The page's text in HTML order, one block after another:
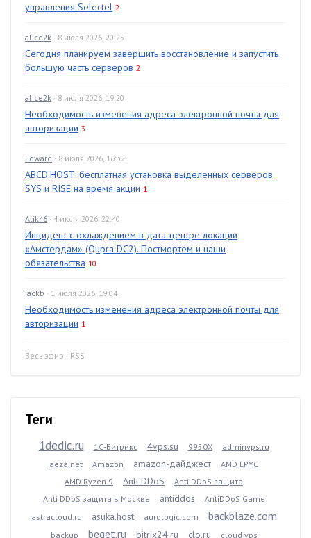
управления Selectel 2
alice2k · 8 июля 2026, 20:25
Сегодня планируем завершить восстановление и запустить
большую часть серверов 2
alice2k · 8 июля 2026, 19:20
Необходимость изменения адреса электронной почты для
авторизации 3
Edward · 8 июля 2026, 16:32
ABCD.HOST: бесплатная установка выделенных серверов
SYS и RISE на время акции 1
Alik46 · 4 июля 2026, 22:40
Инцидент с охлаждением в дата-центре локации
«Амстердам» (Qupra DC2). Постмортем и наши
обязательства 10
jackb · 1 июля 2026, 19:04
Необходимость изменения адреса электронной почты для
авторизации 1
Весь эфир · RSS
Теги
1dedic.ru 1С-Битрикс 4vps.su 9950X
adminvps.ru
aeza.net
Amazon amazon-дайджест
AMD EPYC
AMD Ryzen 9
Anti DDoS
Anti DDoS защита
Anti DDoS защита в Москве
antiddos
AntiDDoS Game
astracloud.ru
asuka.host aurologic.com backblaze.com
backup beget.ru bitrix24.ru clo.ru cloud vps